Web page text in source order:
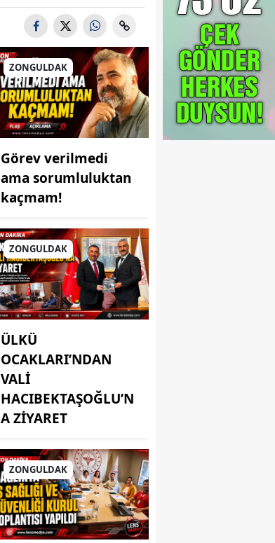
ZONGULDAK
Görev verilmedi
ama sorumluluktan
kaçmam!
ZONGULDAK
ÜLKÜ
OCAKLARI’NDAN
VALİ
HACIBEKTAŞOĞLU’N
A ZİYARET
ZONGULDAK